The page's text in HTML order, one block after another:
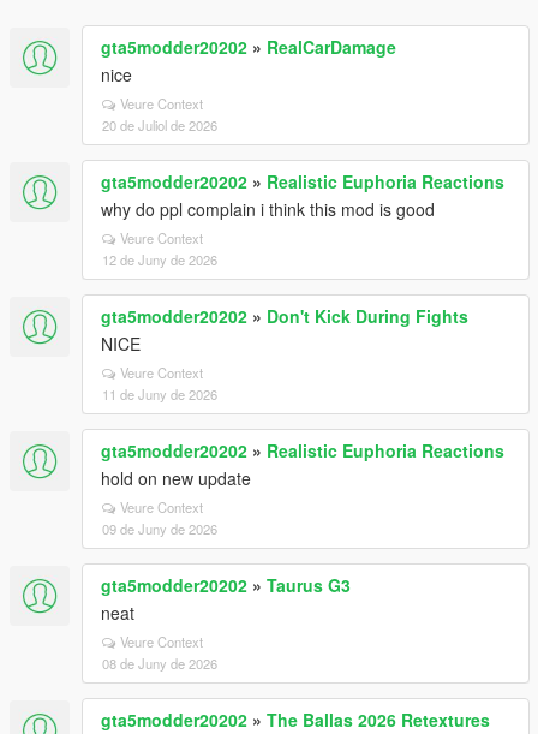
gta5modder20202 » RealCarDamage
nice
Veure Context
20 de Juliol de 2026
gta5modder20202 » Realistic Euphoria Reactions
why do ppl complain i think this mod is good
Veure Context
12 de Juny de 2026
gta5modder20202 » Don't Kick During Fights
NICE
Veure Context
11 de Juny de 2026
gta5modder20202 » Realistic Euphoria Reactions
hold on new update
Veure Context
09 de Juny de 2026
gta5modder20202 » Taurus G3
neat
Veure Context
08 de Juny de 2026
gta5modder20202 » The Ballas 2026 Retextures